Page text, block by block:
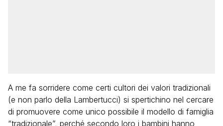
A me fa sorridere come certi cultori dei valori tradizionali
(e non parlo della Lambertucci) si spertichino nel cercare
di promuovere come unico possibile il modello di famiglia
“tradizionale”, perché secondo loro i bambini hanno